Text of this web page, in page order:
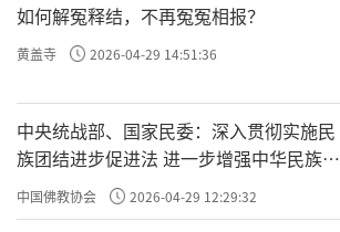
如何解冤释结，不再冤冤相报？
黄盖寺 2026-04-29 14:51:36
中央统战部、国家民委：深入贯彻实施民
族团结进步促进法 进一步增强中华民族凝
聚力向心力
中国佛教协会 2026-04-29 12:29:32